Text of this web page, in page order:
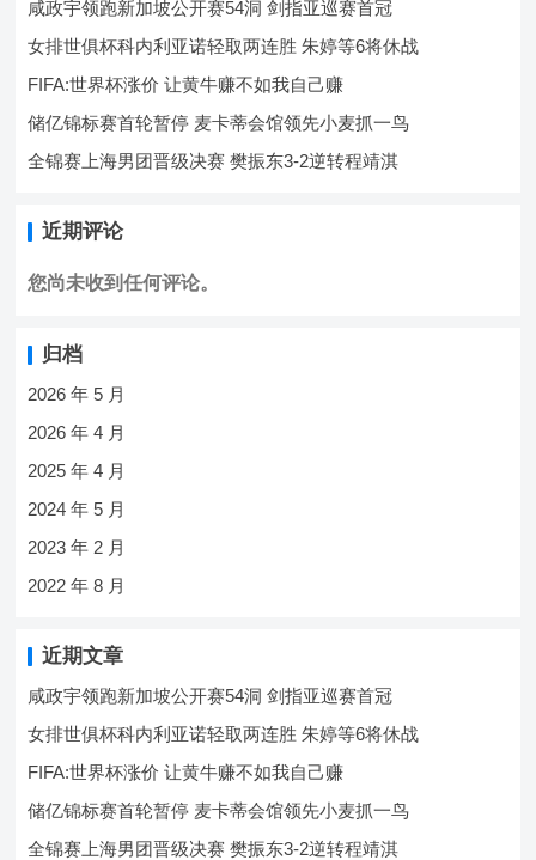
咸政宇领跑新加坡公开赛54洞 剑指亚巡赛首冠
女排世俱杯科内利亚诺轻取两连胜 朱婷等6将休战
FIFA:世界杯涨价 让黄牛赚不如我自己赚
储亿锦标赛首轮暂停 麦卡蒂会馆领先小麦抓一鸟
全锦赛上海男团晋级决赛 樊振东3-2逆转程靖淇
近期评论
您尚未收到任何评论。
归档
2026 年 5 月
2026 年 4 月
2025 年 4 月
2024 年 5 月
2023 年 2 月
2022 年 8 月
近期文章
咸政宇领跑新加坡公开赛54洞 剑指亚巡赛首冠
女排世俱杯科内利亚诺轻取两连胜 朱婷等6将休战
FIFA:世界杯涨价 让黄牛赚不如我自己赚
储亿锦标赛首轮暂停 麦卡蒂会馆领先小麦抓一鸟
全锦赛上海男团晋级决赛 樊振东3-2逆转程靖淇